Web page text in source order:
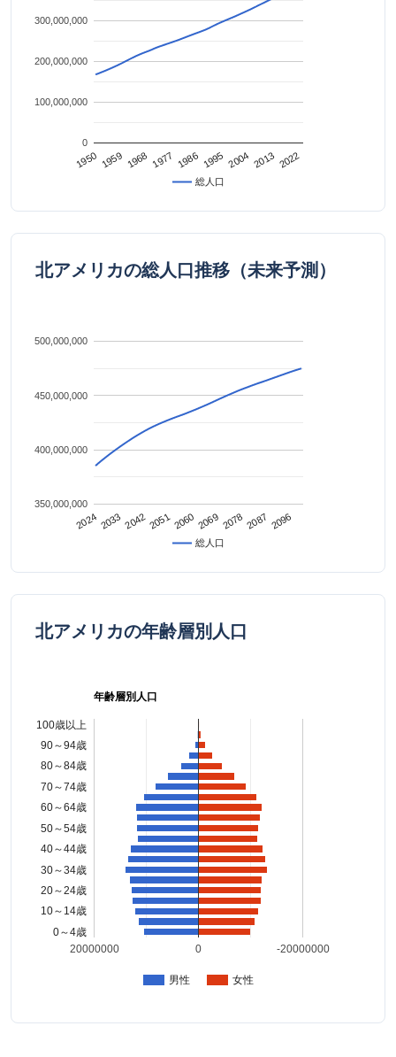
総人口
1950 1959 1968 1977 1986 1995 2004 2013 2022
0
100,000,000
200,000,000
300,000,000
北アメリカの総人口推移（未来予測）
総人口
2024 2033204220512060 2069 20782087 2096
350,000,000
400,000,000
450,000,000
500,000,000
北アメリカの年齢層別人口
年齢層別人口
男性 女性
20000000 0 -20000000
0～4歳
10～14歳
20～24歳
30～34歳
40～44歳
50～54歳
60～64歳
70～74歳
80～84歳
90～94歳
100歳以上